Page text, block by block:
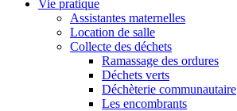
Vie pratique
Assistantes maternelles
Location de salle
Collecte des déchets
Ramassage des ordures
Déchets verts
Déchèterie communautaire
Les encombrants